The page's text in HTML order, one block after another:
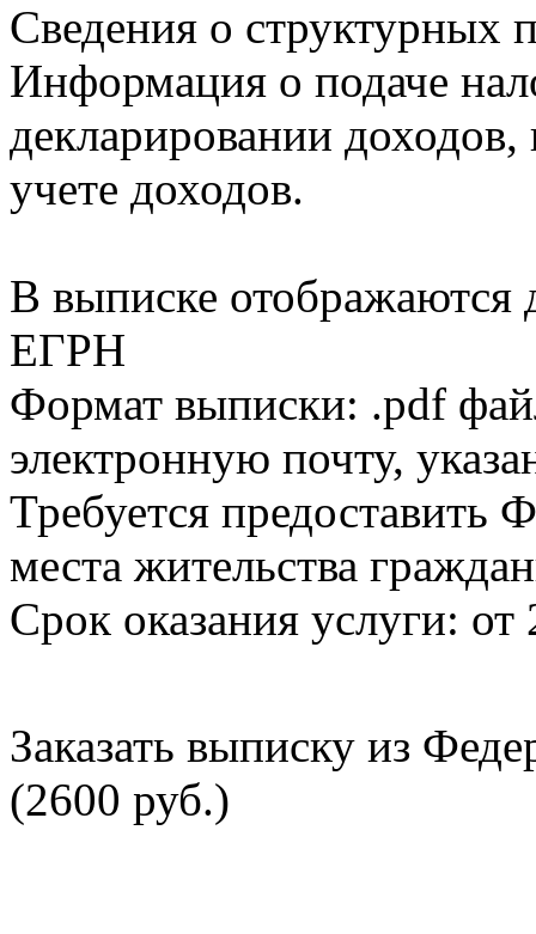
Сведения о структурных
Информация о подаче
декларировании доходов,
учете доходов.
В выписке
ЕГРН
Формат выписки: .pdf
электронную почту,
Требуется
места жительства
Срок оказания услуги: от
Заказать выписку из
(2600 руб.)